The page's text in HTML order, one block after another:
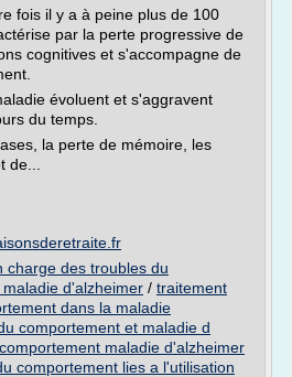
fois il y a à peine plus de 100
par la perte progressive de
cognitives et s'accompagne de
évoluent et s'aggravent
du temps.
la perte de mémoire, les
charge des troubles du
d'alzheimer / traitement
dans la maladie
comportement et maladie d
maladie d'alzheimer
comportement lies a l'utilisation